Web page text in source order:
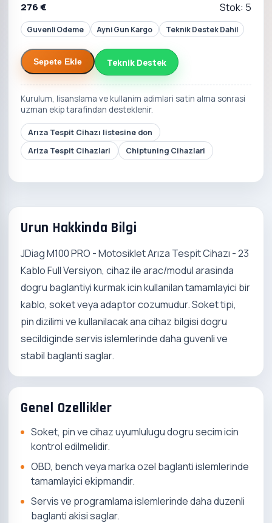
276 € Stok: 5
Guvenli Odeme Ayni Gun Kargo Teknik Destek Dahil
Sepete Ekle Teknik Destek
Kurulum, lisanslama ve kullanim adimlari satin alma sonrasi
uzman ekip tarafindan desteklenir.
Arıza Tespit Cihazı listesine don
Ariza Tespit Cihazlari
Chiptuning Cihazlari
Urun Hakkinda Bilgi
JDiag M100 PRO - Motosiklet Arıza Tespit Cihazı - 23
Kablo Full Versiyon, cihaz ile arac/modul arasinda
dogru baglantiyi kurmak icin kullanilan tamamlayici bir
kablo, soket veya adaptor cozumudur. Soket tipi,
pin dizilimi ve kullanilacak ana cihaz bilgisi dogru
secildiginde servis islemlerinde daha guvenli ve
stabil baglanti saglar.
Genel Ozellikler
Soket, pin ve cihaz uyumlulugu dogru secim icin
kontrol edilmelidir.
OBD, bench veya marka ozel baglanti islemlerinde
tamamlayici ekipmandir.
Servis ve programlama islemlerinde daha duzenli
baglanti akisi saglar.